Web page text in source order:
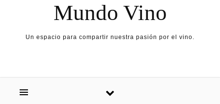
Mundo Vino
Un espacio para compartir nuestra pasión por el vino.